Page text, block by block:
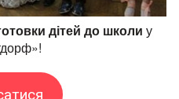
дітей до школи у